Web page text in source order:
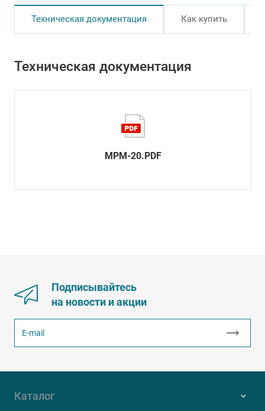
Техническая документация Как купить
Техническая документация
MPM-20.PDF
Подписывайтесь
на новости и акции
Каталог